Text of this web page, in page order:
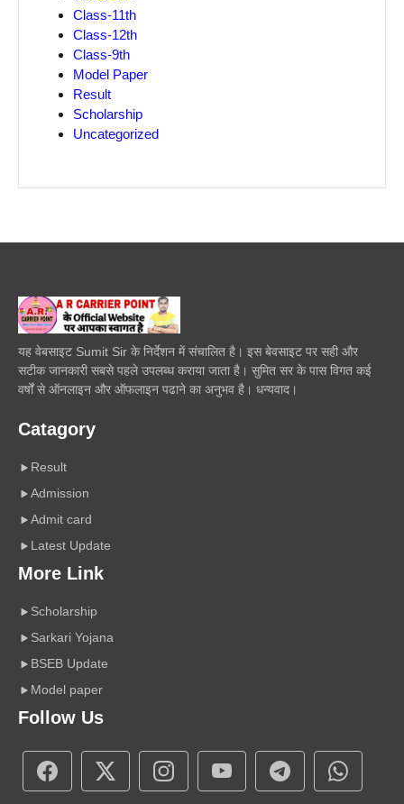
Class-11th
Class-12th
Class-9th
Model Paper
Result
Scholarship
Uncategorized
यह वेबसाइट Sumit Sir के निर्देशन में संचालित है। इस बेवसाइट पर सही और
सटीक जानकारी सबसे पहले उपलब्ध कराया जाता है। सुमित सर के पास विगत कई
वर्षों से ऑनलाइन और ऑफलाइन पढाने का अनुभव है। धन्यवाद।
Catagory
Result
Admission
Admit card
Latest Update
More Link
Scholarship
Sarkari Yojana
BSEB Update
Model paper
Follow Us